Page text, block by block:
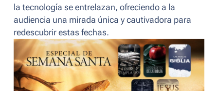
la tecnología se entrelazan, ofreciendo a la
audiencia una mirada única y cautivadora para
redescubrir estas fechas.